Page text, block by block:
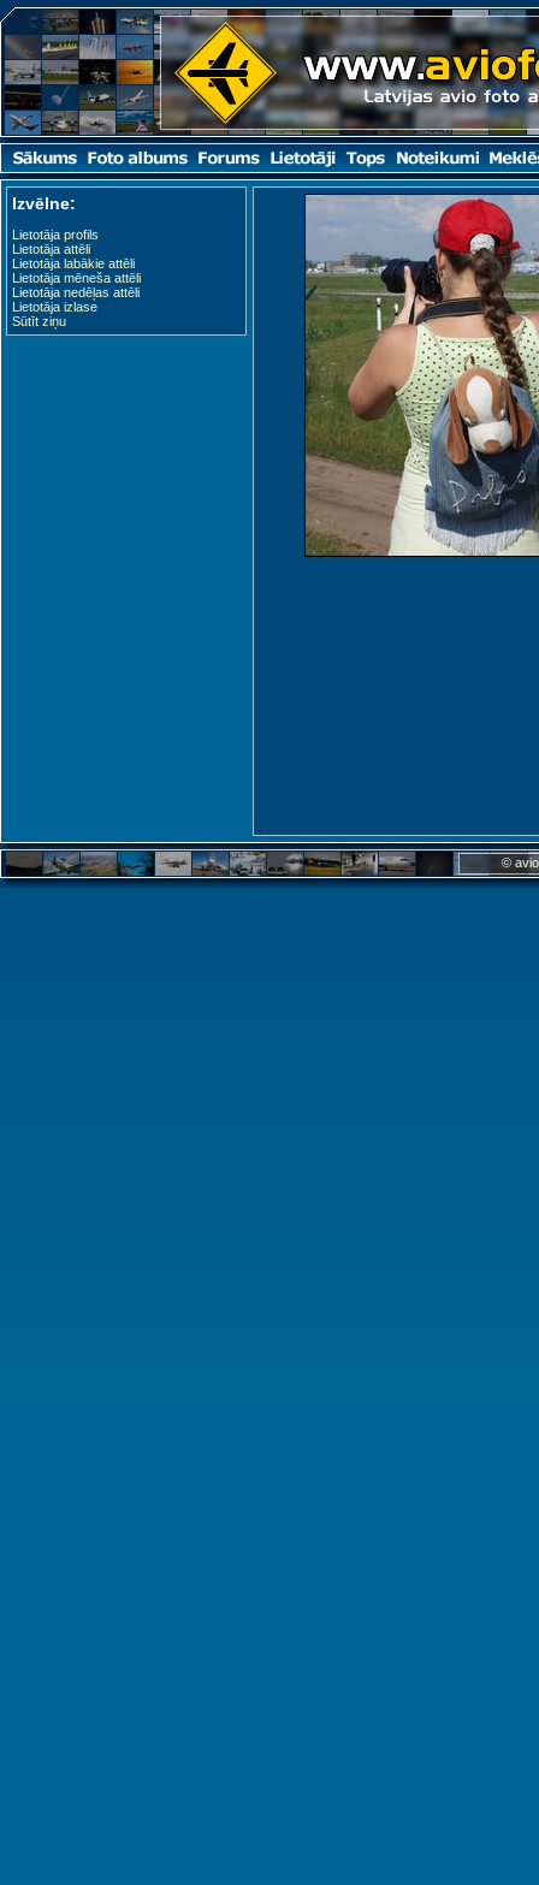
Izvēlne:
Lietotāja profils
Lietotāja attēli
Lietotāja labākie attēli
Lietotāja mēneša attēli
Lietotāja nedēļas attēli
Lietotāja izlase
Sūtīt ziņu
©